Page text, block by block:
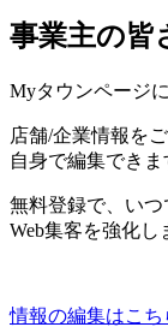
事業主の皆
Myタウンページ
店舗/企業情報を
自身で編集できま
無料登録で、いつ
Web集客を強化し
情報の編集はこち